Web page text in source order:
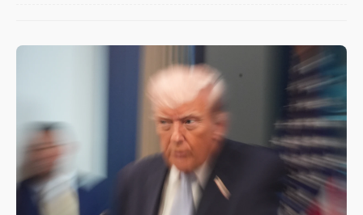
白海豚暴風圈逼近！新北淡水赫見龍捲風 榕樹
中颱白海豚風雨來了！中部以北防豪雨 今晚、明天影
響最劇烈
白海豚逼近！北市水門只出不進 未移置車輛最高罰
4800＋拖吊費